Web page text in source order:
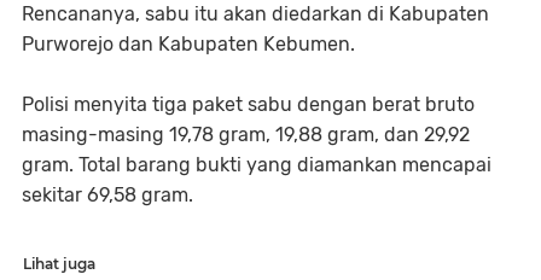
Rencananya, sabu itu akan diedarkan di Kabupaten
Purworejo dan Kabupaten Kebumen.
Polisi menyita tiga paket sabu dengan berat bruto
masing-masing 19,78 gram, 19,88 gram, dan 29,92
gram. Total barang bukti yang diamankan mencapai
sekitar 69,58 gram.
Lihat juga